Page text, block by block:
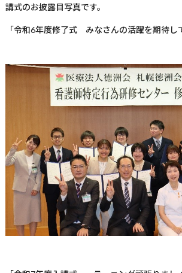
講式のお披露目写真です。
「令和6年度修了式 みなさんの活躍を期待し